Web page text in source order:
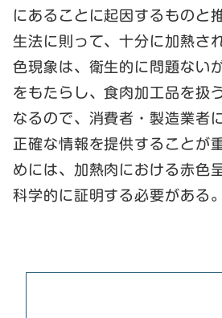
にあることに起因するものと
生法に則って、十分に加熱さ
色現象は、衛生的に問題ない
をもたらし、食肉加工品を扱
なるので、消費者・製造業者
正確な情報を提供することが
めには、加熱肉における赤色
科学的に証明する必要がある。